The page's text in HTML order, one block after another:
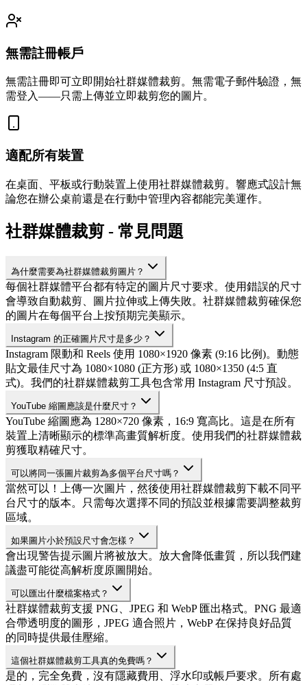
無需註冊帳戶
無需註冊即可立即開始社群媒體裁剪。無需電子郵件驗證，無
需登入——只需上傳並立即裁剪您的圖片。
適配所有裝置
在桌面、平板或行動裝置上使用社群媒體裁剪。響應式設計無
論您在辦公桌前還是在行動中管理內容都能完美運作。
社群媒體裁剪 - 常見問題
為什麼需要為社群媒體裁剪圖片？
每個社群媒體平台都有特定的圖片尺寸要求。使用錯誤的尺寸
會導致自動裁剪、圖片拉伸或上傳失敗。社群媒體裁剪確保您
的圖片在每個平台上按預期完美顯示。
Instagram 的正確圖片尺寸是多少？
Instagram 限動和 Reels 使用 1080×1920 像素 (9:16 比例)。動態
貼文最佳尺寸為 1080×1080 (正方形) 或 1080×1350 (4:5 直
式)。我們的社群媒體裁剪工具包含常用 Instagram 尺寸預設。
YouTube 縮圖應該是什麼尺寸？
YouTube 縮圖應為 1280×720 像素，16:9 寬高比。這是在所有
裝置上清晰顯示的標準高畫質解析度。使用我們的社群媒體裁
剪獲取精確尺寸。
可以將同一張圖片裁剪為多個平台尺寸嗎？
當然可以！上傳一次圖片，然後使用社群媒體裁剪下載不同平
台尺寸的版本。只需每次選擇不同的預設並根據需要調整裁剪
區域。
如果圖片小於預設尺寸會怎樣？
會出現警告提示圖片將被放大。放大會降低畫質，所以我們建
議盡可能從高解析度原圖開始。
可以匯出什麼檔案格式？
社群媒體裁剪支援 PNG、JPEG 和 WebP 匯出格式。PNG 最適
合帶透明度的圖形，JPEG 適合照片，WebP 在保持良好品質
的同時提供最佳壓縮。
這個社群媒體裁剪工具真的免費嗎？
是的，完全免費，沒有隱藏費用、浮水印或帳戶要求。所有處